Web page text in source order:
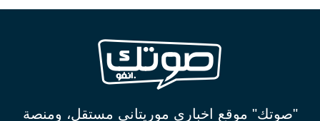
"صوتك" موقع اخباري موريتاني مستقل، ومنصة